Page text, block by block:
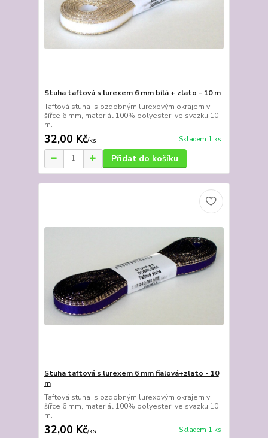
Stuha taftová s lurexem 6 mm bílá + zlato - 10 m
Taftová stuha s ozdobným lurexovým okrajem v
šířce 6 mm, materiál 100% polyester, ve svazku 10
m.
32,00 Kč/ks Skladem 1 ks
Přidat do košíku
Stuha taftová s lurexem 6 mm fialová+zlato - 10
m
Taftová stuha s ozdobným lurexovým okrajem v
šířce 6 mm, materiál 100% polyester, ve svazku 10
m.
32,00 Kč/ks Skladem 1 ks